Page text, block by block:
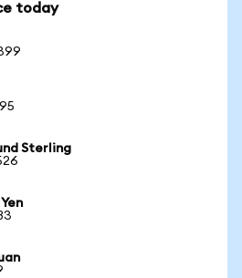
today
Sterling